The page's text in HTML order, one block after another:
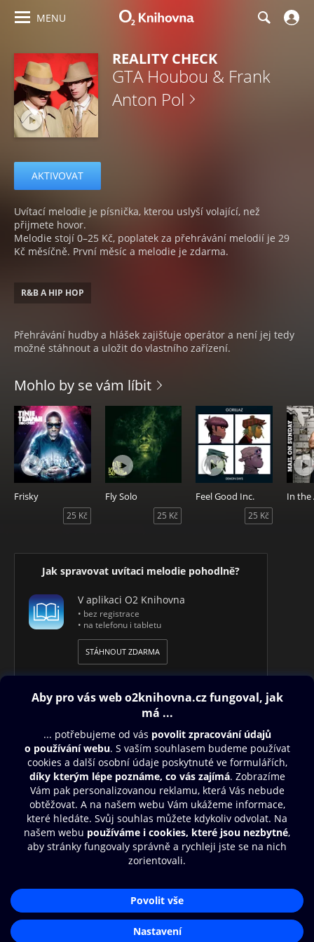
MENU
REALITY CHECK
GTA Houbou & Frank
Anton Pol
AKTIVOVAT
Uvítací melodie je písnička, kterou uslyší volající, než
přijmete hovor.
Melodie stojí 0–25 Kč, poplatek za přehrávání melodií je 29
Kč měsíčně. První měsíc a melodie je zdarma.
R&B A HIP HOP
Přehrávání hudby a hlášek zajišťuje operátor a není jej tedy
možné stáhnout a uložit do vlastního zařízení.
Mohlo by se vám líbit
Frisky
25 Kč
Fly Solo
25 Kč
Feel Good Inc.
25 Kč
Jak spravovat uvítaci melodie pohodlně?
V aplikaci O2 Knihovna
• bez registrace
• na telefonu i tabletu
STÁHNOUT ZDARMA
Obsah ke stažení
Moje O2 Knihovna
Další zábava
© O2 Czech Republic a.s.
Zásady zpracování osobních údajůAplikace O2 Knihovna
Čti a poslouchej své e-knihy a